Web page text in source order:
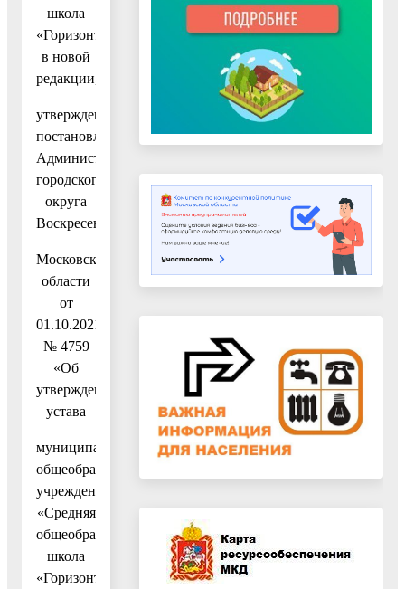
школа
«Горизонт»
в новой
редакции,
утвержденный
постановлением
Администрации
городского
округа
Воскресенск
Московской
области
от
01.10.2021
№ 4759
«Об
утверждении
устава
муниципального
общеобразовательного
учреждения
«Средняя
общеобразовательная
школа
«Горизонт»